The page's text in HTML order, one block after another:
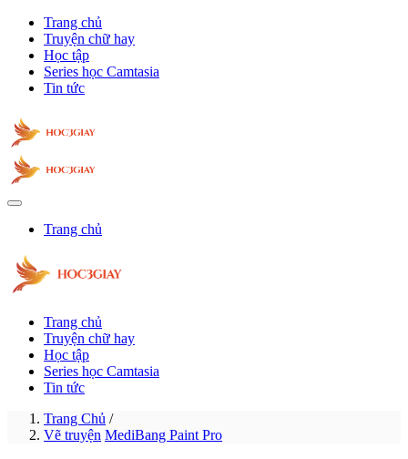
Trang chủ
Truyện chữ hay
Học tập
Series học Camtasia
Tin tức
Trang chủ
Trang chủ
Truyện chữ hay
Học tập
Series học Camtasia
Tin tức
Trang Chủ /
Vẽ truyện MediBang Paint Pro